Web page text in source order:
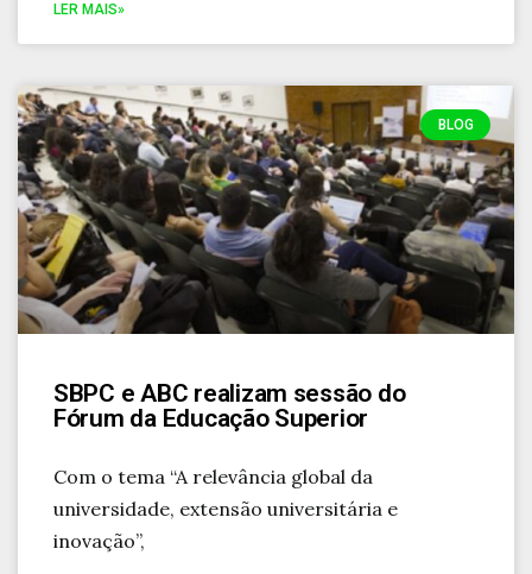
LER MAIS»
BLOG
SBPC e ABC realizam sessão do
Fórum da Educação Superior
Com o tema “A relevância global da
universidade, extensão universitária e
inovação”,